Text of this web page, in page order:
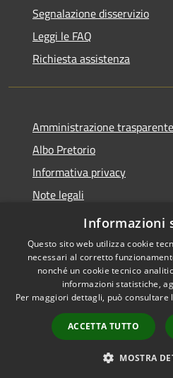
Segnalazione disservizio
Leggi le FAQ
Richiesta assistenza
Amministrazione trasparente
Albo Pretorio
Informativa privacy
Note legali
Dichiarazione di accessibilità
Accessibilità
Informazioni
Questo sito web utilizza cookie
necessari al corretto
nonché un cookie tecnico
informazioni statistiche,
Per maggiori dettagli, può consultare
ACCETTA TUTTO
MOSTRA